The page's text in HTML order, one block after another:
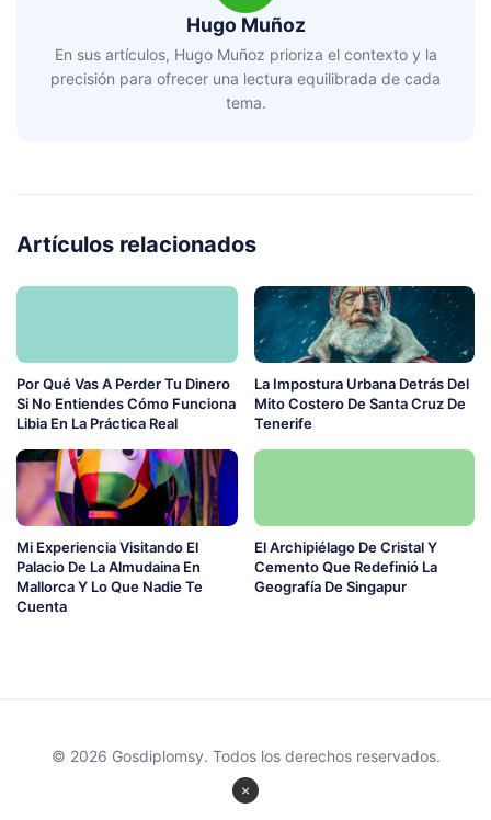
Hugo Muñoz
En sus artículos, Hugo Muñoz prioriza el contexto y la
precisión para ofrecer una lectura equilibrada de cada
tema.
Artículos relacionados
Por Qué Vas A Perder Tu Dinero
Si No Entiendes Cómo Funciona
Libia En La Práctica Real
La Impostura Urbana Detrás Del
Mito Costero De Santa Cruz De
Tenerife
Mi Experiencia Visitando El
Palacio De La Almudaina En
Mallorca Y Lo Que Nadie Te
Cuenta
El Archipiélago De Cristal Y
Cemento Que Redefinió La
Geografía De Singapur
×
© 2026 Gosdiplomsy. Todos los derechos reservados.